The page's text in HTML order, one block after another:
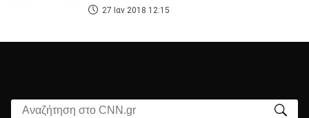
27 Ιαν 2018 12:15
Αναζήτηση στο CNN.gr